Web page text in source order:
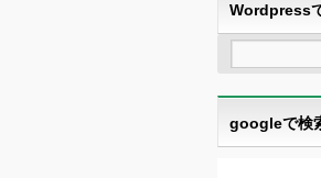
Wordpress
googleで検